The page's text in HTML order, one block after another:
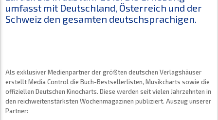
umfasst mit Deutschland, Österreich und der
Schweiz den gesamten deutschsprachigen.
Als exklusiver Medienpartner der größten deutschen Verlagshäuser
erstellt Media Control die Buch-Bestsellerlisten, Musikcharts sowie die
offiziellen Deutschen Kinocharts. Diese werden seit vielen Jahrzehnten in
den reichweitenstärksten Wochenmagazinen publiziert. Auszug unserer
Partner: